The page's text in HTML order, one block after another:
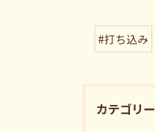
#打ち込み
カテゴリー